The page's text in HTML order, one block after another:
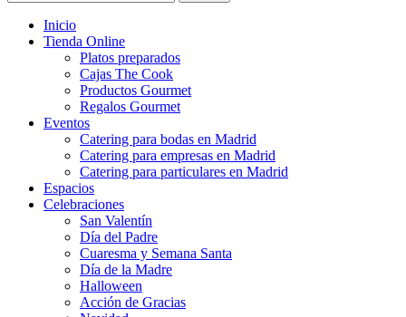
Inicio
Tienda Online
Platos preparados
Cajas The Cook
Productos Gourmet
Regalos Gourmet
Eventos
Catering para bodas en Madrid
Catering para empresas en Madrid
Catering para particulares en Madrid
Espacios
Celebraciones
San Valentín
Día del Padre
Cuaresma y Semana Santa
Día de la Madre
Halloween
Acción de Gracias